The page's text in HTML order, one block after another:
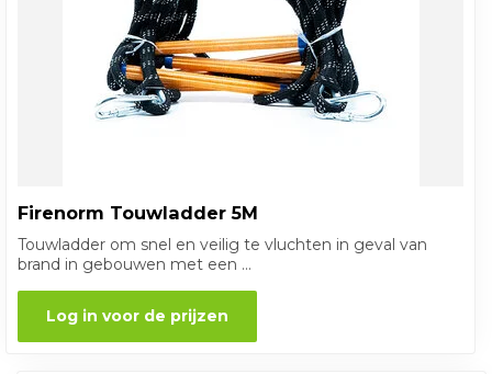
Firenorm Touwladder 5M
Touwladder om snel en veilig te vluchten in geval van
brand in gebouwen met een ...
Log in voor de prijzen